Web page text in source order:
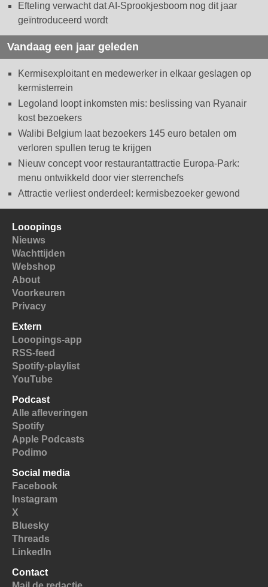
Efteling verwacht dat AI-Sprookjesboom nog dit jaar
geïntroduceerd wordt
Vandaag een jaar geleden
Kermisexploitant en medewerker in elkaar geslagen op
kermisterrein
Legoland loopt inkomsten mis: beslissing van Ryanair
kost bezoekers
Walibi Belgium laat bezoekers 145 euro betalen om
verloren spullen terug te krijgen
Nieuw concept voor restaurantattractie Europa-Park:
menu ontwikkeld door vier sterrenchefs
Attractie verliest onderdeel: kermisbezoeker gewond
Looopings
Nieuws
Wachttijden
Webshop
About
Voorkeuren
Privacy
Extern
Looopings-app
RSS-feed
Spotify-playlist
YouTube
Podcast
Alle afleveringen
Spotify
Apple Podcasts
Podimo
Social media
Facebook
Instagram
X
Bluesky
Threads
LinkedIn
Contact